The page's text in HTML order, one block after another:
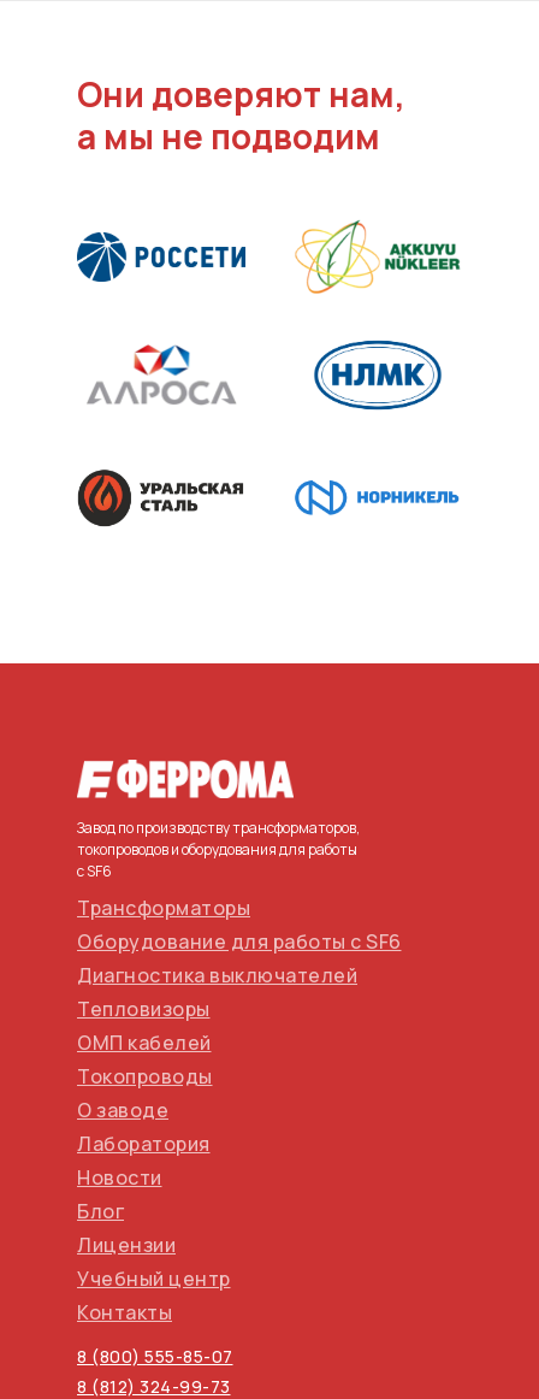
Они доверяют нам,
а мы не подводим
Завод по производству трансформаторов,
токопроводов и оборудования для работы
с SF6
О заводе
Лаборатория
Трансформаторы
Оборудование для работы с SF6
Диагностика выключателей
Тепловизоры
ОМП кабелей
Токопроводы
Новости
Блог
Лицензии
Учебный центр
Контакты
8 (800) 555-85-07
8 (812) 324-99-73